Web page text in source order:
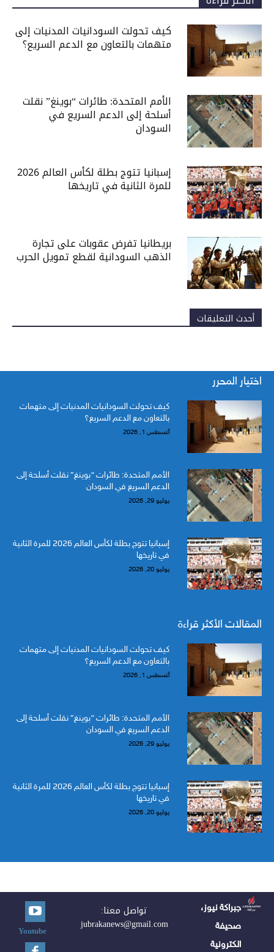
كيف تحولت السودانيات المدنيات إلى
متهمات بالتعاون مع الدعم السريع؟
الأمم المتحدة: طائرات “بوينغ” نقلت
أسلحة إلى الدعم السريع في
السودان
إسبانيا تتوج بطلة لكأس العالم 2026
للمرة الثانية في تاريخها
بريطانيا تفرض عقوبات على تجارة
الذهب السودانية لقطع تمويل الحرب
أحدث التعليقات
اختيار المحرر
كيف تحولت السودانيات المدنيات إلى متهمات
بالتعاون مع الدعم السريع؟
أغسطس 1, 2026
الأمم المتحدة: طائرات “بوينغ” نقلت أسلحة إلى
الدعم السريع في السودان
يوليو 29, 2026
إسبانيا تتوج بطلة لكأس العالم 2026 للمرة الثانية
في تاريخها
يوليو 20, 2026
المقالات الأكثر قراءة
كيف تحولت السودانيات المدنيات إلى متهمات
بالتعاون مع الدعم السريع؟
أغسطس 1, 2026
الأمم المتحدة: طائرات “بوينغ” نقلت أسلحة إلى
الدعم السريع في السودان
يوليو 29, 2026
إسبانيا تتوج بطلة لكأس العالم 2026 للمرة الثانية
في تاريخها
يوليو 20, 2026
جبراكة نيوز،
صحيفة
الكترونية
تواصل معنا:
jubrakanews@gmail.com
Youtube